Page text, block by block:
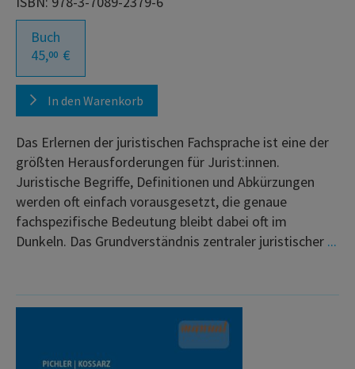
Buch
45,00 €
In den Warenkorb
Das Erlernen der juristischen Fachsprache ist eine der
größten Herausforderungen für Jurist:innen.
Juristische Begriffe, Definitionen und Abkürzungen
werden oft einfach vorausgesetzt, die genaue
fachspezifische Bedeutung bleibt dabei oft im
Dunkeln. Das Grundverständnis zentraler juristischer ...